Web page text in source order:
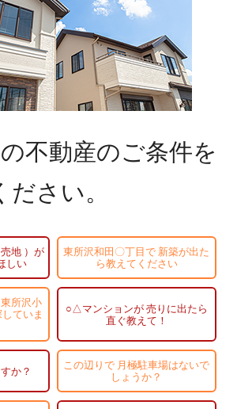
不動産のご条件を
さい。
地 ）が
しい
東所沢和田〇丁目で 新築が出た
ら教えてください
所沢小
ていま
○△マンションが売りに出たら
直ぐ教えて！
か？ この辺りで 月極駐車場はないで
しょうか？